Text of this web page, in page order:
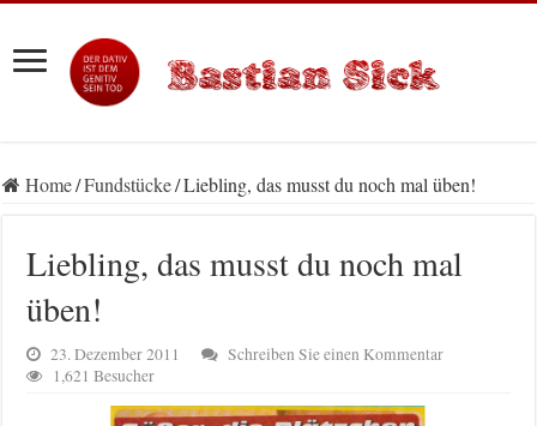
Home/Fundstücke/Liebling, das musst du noch mal üben!
Liebling, das musst du noch mal
üben!
23. Dezember 2011
Schreiben Sie einen Kommentar
1,621 Besucher